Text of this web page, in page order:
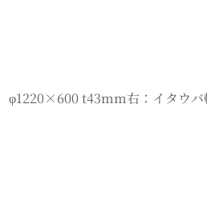
t43mm右：イタウ